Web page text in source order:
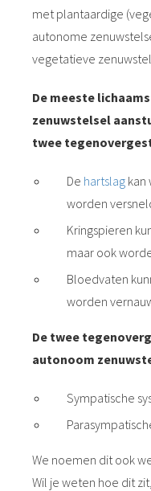
met plantaardige
autonome
vegetatieve
De meeste
zenuwstelsel
twee
De hartslag kan
worden
Kringspieren
maar ook
Bloedvaten
worden
De twee
autonoom
Sympatische
We noemen dit ook
Wil je weten hoe dit